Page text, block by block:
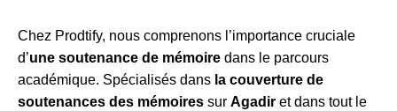
Chez Prodtify, nous comprenons l’importance cruciale
d’une soutenance de mémoire dans le parcours
académique. Spécialisés dans la couverture de
soutenances des mémoires sur Agadir et dans tout le